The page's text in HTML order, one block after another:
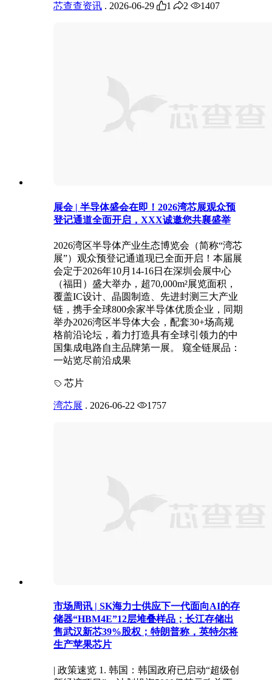
芯查查资讯 . 2026-06-29 1 2 1407
展会 | 半导体盛会在即！2026湾芯展观众预
登记通道全面开启，XXX诚邀您共襄盛举
2026湾区半导体产业生态博览会（简称“湾芯
展”）观众预登记通道现已全面开启！本届展
会定于2026年10月14-16日在深圳会展中心
（福田）盛大举办，超70,000m²展览面积，
覆盖IC设计、晶圆制造、先进封测三大产业
链，携手全球800余家半导体优质企业，同期
举办2026湾区半导体大会，配套30+场高规
格前沿论坛，着力打造具有全球引领力的中
国集成电路自主品牌第一展。 窥全链展品：
一站览尽前沿成果
芯片
湾芯展 . 2026-06-22 1757
市场周讯 | SK海力士供应下一代面向AI的存
储器“HBM4E”12层堆叠样品；长江存储出
售武汉新芯39%股权；特朗普称，英特尔将
生产苹果芯片
| 政策速览 1. 韩国：韩国政府已启动“超级创